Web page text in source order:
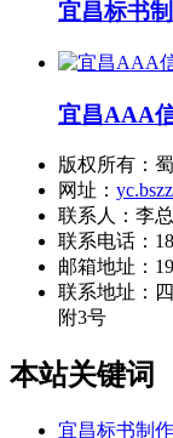
宜昌标书
宜昌AAA
版权所有：
网址：
联系人：李总
联系电话：
邮箱地址：
联系地址：
附3号
本站关键词
宜昌标书制作